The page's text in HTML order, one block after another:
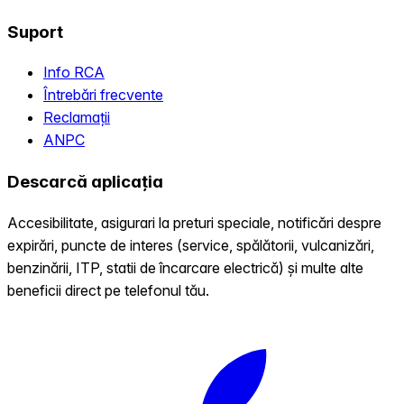
Suport
Info RCA
Întrebări frecvente
Reclamații
ANPC
Descarcă aplicația
Accesibilitate, asigurari la preturi speciale, notificări despre
expirări, puncte de interes (service, spălătorii, vulcanizări,
benzinării, ITP, statii de încarcare electrică) și multe alte
beneficii direct pe telefonul tău.